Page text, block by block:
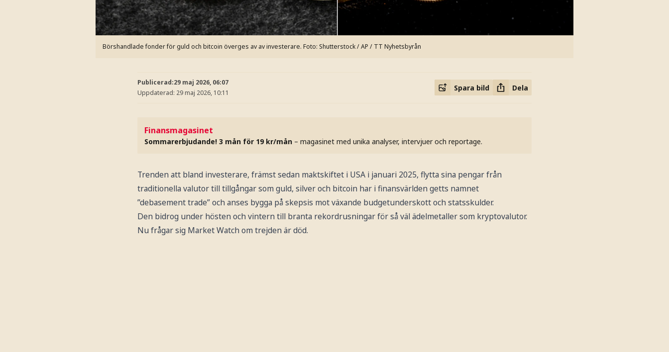
Börshandlade fonder för guld och bitcoin överges av av investerare. Foto: Shutterstock / AP / TT Nyhetsbyrån
Publicerad:29 maj 2026, 06:07
Uppdaterad: 29 maj 2026, 10:11
Spara bild Dela
Finansmagasinet
Sommarerbjudande! 3 mån för 19 kr/mån – magasinet med unika analyser, intervjuer och reportage.
Trenden att bland investerare, främst sedan maktskiftet i USA i januari 2025, flytta sina pengar från
traditionella valutor till tillgångar som guld, silver och bitcoin har i finansvärlden getts namnet
”debasement trade” och anses bygga på skepsis mot växande budgetunderskott och statsskulder.
Den bidrog under hösten och vintern till branta rekordrusningar för så väl ädelmetaller som kryptovalutor.
Nu frågar sig Market Watch om trejden är död.